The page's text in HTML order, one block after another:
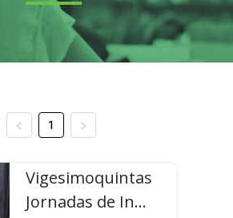
1
Vigesimoquintas
Jornadas de In...